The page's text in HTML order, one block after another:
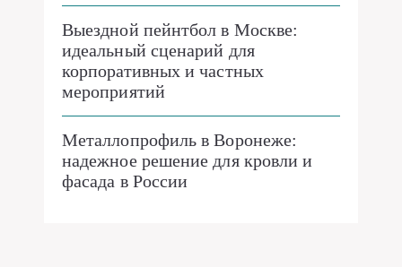
Выездной пейнтбол в Москве:
идеальный сценарий для
корпоративных и частных
мероприятий
Металлопрофиль в Воронеже:
надежное решение для кровли и
фасада в России